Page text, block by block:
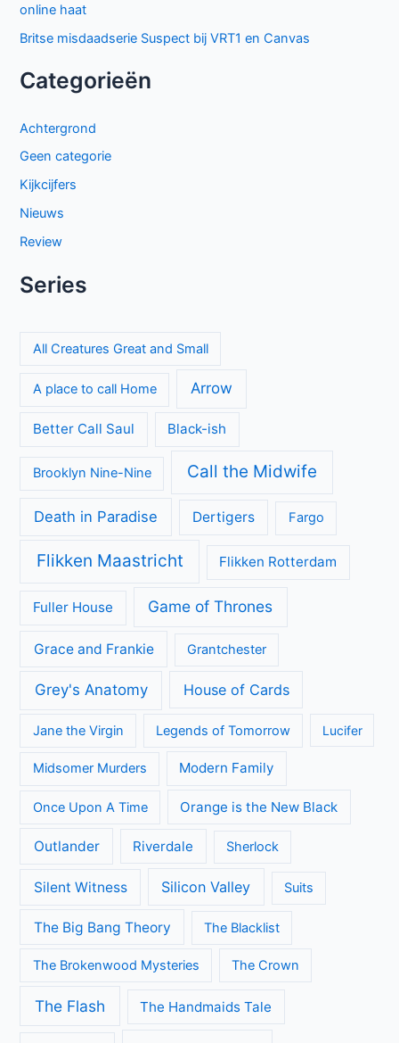
online haat
Britse misdaadserie Suspect bij VRT1 en Canvas
Categorieën
Achtergrond
Geen categorie
Kijkcijfers
Nieuws
Review
Series
All Creatures Great and Small
A place to call Home Arrow
Better Call Saul Black-ish
Brooklyn Nine-Nine Call the Midwife
Death in Paradise Dertigers Fargo
Flikken Maastricht Flikken Rotterdam
Fuller House Game of Thrones
Grace and Frankie Grantchester
Grey's Anatomy House of Cards
Jane the Virgin Legends of Tomorrow Lucifer
Midsomer Murders Modern Family
Once Upon A Time Orange is the New Black
Outlander Riverdale Sherlock
Silent Witness Silicon Valley Suits
The Big Bang Theory The Blacklist
The Brokenwood Mysteries The Crown
The Flash The Handmaids Tale